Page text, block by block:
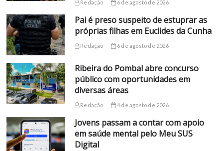
Redação 6 de agosto de 2026
Pai é preso suspeito de estuprar as
próprias filhas em Euclides da Cunha
Redação 6 de agosto de 2026
Ribeira do Pombal abre concurso
público com oportunidades em
diversas áreas
Redação 4 de agosto de 2026
Jovens passam a contar com apoio
em saúde mental pelo Meu SUS
Digital